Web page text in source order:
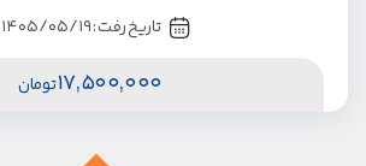
تاریخ رفت :1405/05/19
17,500,000تومان